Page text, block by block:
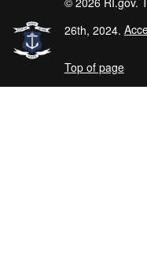
26th, 2024.
Top of page